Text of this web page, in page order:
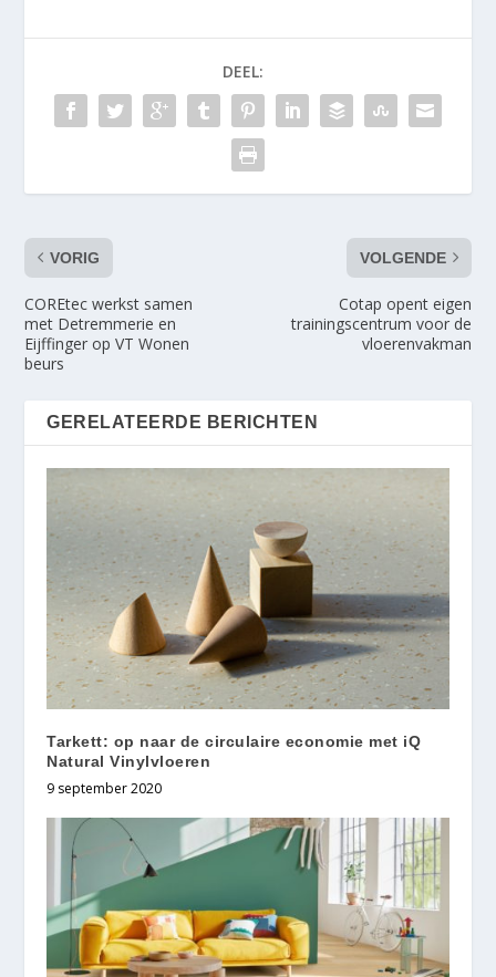
DEEL:
VORIG
COREtec werkst samen
met Detremmerie en
Eijffinger op VT Wonen
beurs
VOLGENDE
Cotap opent eigen
trainingscentrum voor de
vloerenvakman
GERELATEERDE BERICHTEN
Tarkett: op naar de circulaire economie met iQ
Natural Vinylvloeren
9 september 2020